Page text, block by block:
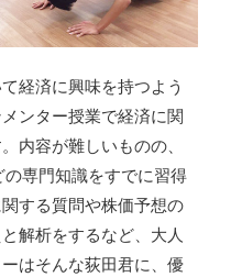
経済に興味を持つよう
ンター授業で経済に関
内容が難しいものの、
専門知識をすでに習得
する質問や株価予想の
解析をするなど、大人
はそんな荻田君に、優